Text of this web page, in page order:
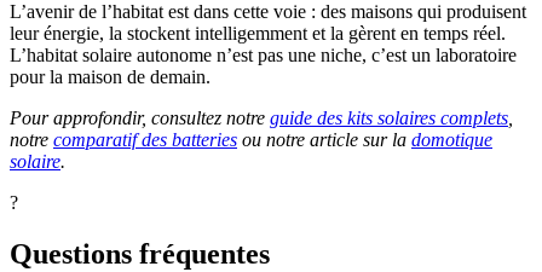
L’avenir de l’habitat est dans cette voie : des maisons qui produisent
leur énergie, la stockent intelligemment et la gèrent en temps réel.
L’habitat solaire autonome n’est pas une niche, c’est un laboratoire
pour la maison de demain.
Pour approfondir, consultez notre guide des kits solaires complets
notre comparatif des batteries ou notre article sur la domotique
solaire.
?
Questions fréquentes